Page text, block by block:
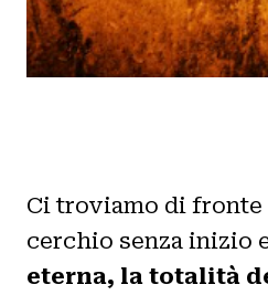
Ci troviamo di fronte
cerchio senza inizio
eterna, la totalità